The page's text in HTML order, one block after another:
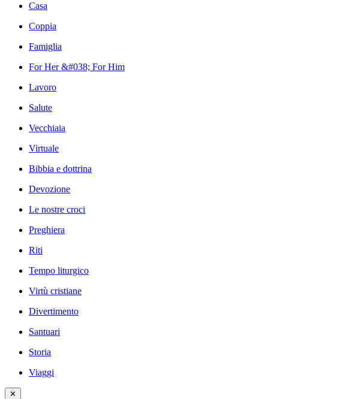
Casa
Coppia
Famiglia
For Her &#038; For Him
Lavoro
Salute
Vecchiaia
Virtuale
Bibbia e dottrina
Devozione
Le nostre croci
Preghiera
Riti
Tempo liturgico
Virtù cristiane
Divertimento
Santuari
Storia
Viaggi
✕